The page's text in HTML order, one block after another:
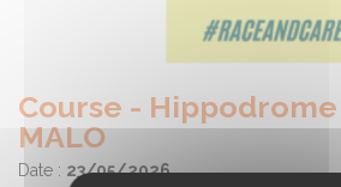
Course - Hippodrome
MALO
Date : 23/05/2026